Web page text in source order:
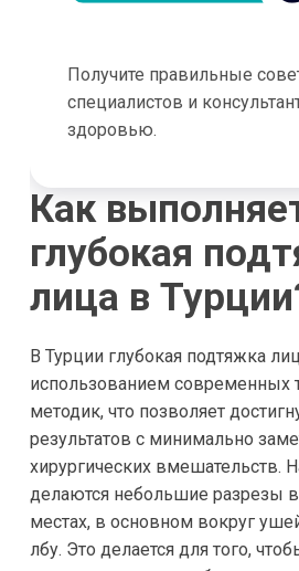
Получите правильные
специалистов и
здоровью.
Как
глубокая
лица в
В Турции глубокая подтяжка
использованием современных
методик, что позволяет
результатов с минимально
хирургических вмешательств.
делаются небольшие разрезы
местах, в основном вокруг
лбу. Это делается для того,